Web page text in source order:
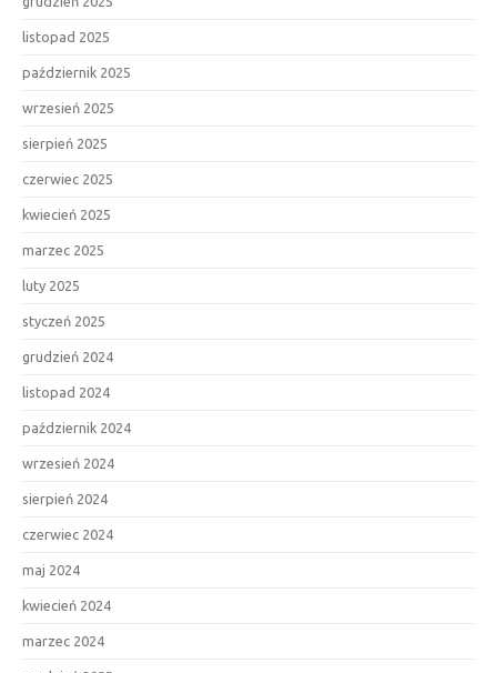
listopad 2025
październik 2025
wrzesień 2025
sierpień 2025
czerwiec 2025
kwiecień 2025
marzec 2025
luty 2025
styczeń 2025
grudzień 2024
listopad 2024
październik 2024
wrzesień 2024
sierpień 2024
czerwiec 2024
maj 2024
kwiecień 2024
marzec 2024